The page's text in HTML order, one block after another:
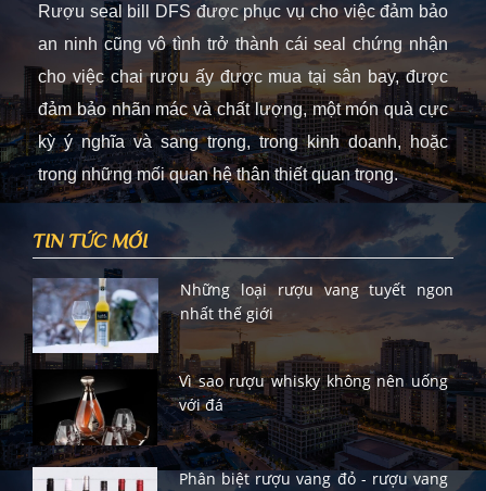
Rượu seal bill DFS được phục vụ cho việc đảm bảo
an ninh cũng vô tình trở thành cái seal chứng nhận
cho việc chai rượu ấy được mua tại sân bay, được
đảm bảo nhãn mác và chất lượng, một món quà cực
kỳ ý nghĩa và sang trọng, trong kinh doanh, hoặc
trong những mối quan hệ thân thiết quan trọng.
TIN TỨC MỚI
Những loại rượu vang tuyết ngon
nhất thế giới
Vì sao rượu whisky không nên uống
với đá
Phân biệt rượu vang đỏ - rượu vang